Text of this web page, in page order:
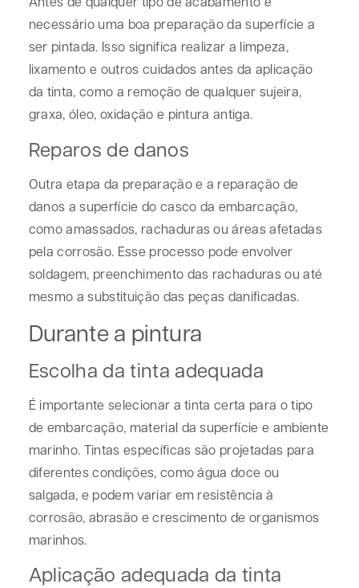
necessário uma boa preparação da superfície a
ser pintada. Isso significa realizar a limpeza,
lixamento e outros cuidados antes da aplicação
da tinta, como a remoção de qualquer sujeira,
graxa, óleo, oxidação e pintura antiga.
Reparos de danos
Outra etapa da preparação e a reparação de
danos a superfície do casco da embarcação,
como amassados, rachaduras ou áreas afetadas
pela corrosão. Esse processo pode envolver
soldagem, preenchimento das rachaduras ou até
mesmo a substituição das peças danificadas.
Durante a pintura
Escolha da tinta adequada
É importante selecionar a tinta certa para o tipo
de embarcação, material da superfície e ambiente
marinho. Tintas específicas são projetadas para
diferentes condições, como água doce ou
salgada, e podem variar em resistência à
corrosão, abrasão e crescimento de organismos
marinhos.
Aplicação adequada da tinta